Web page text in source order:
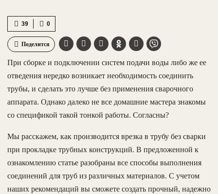
0
39
Поделится
При сборке и подключении систем подачи воды либо же ее
отведения нередко возникает необходимость соединить
трубы, и сделать это лучше без применения сварочного
аппарата. Однако далеко не все домашние мастера знакомы
со спецификой такой тонкой работы. Согласны?
Мы расскажем, как производится врезка в трубу без сварки
при прокладке трубных конструкций. В предложенной к
ознакомлению статье разобраны все способы выполнения
соединений для труб из различных материалов. С учетом
наших рекомендаций вы сможете создать прочный, надежно